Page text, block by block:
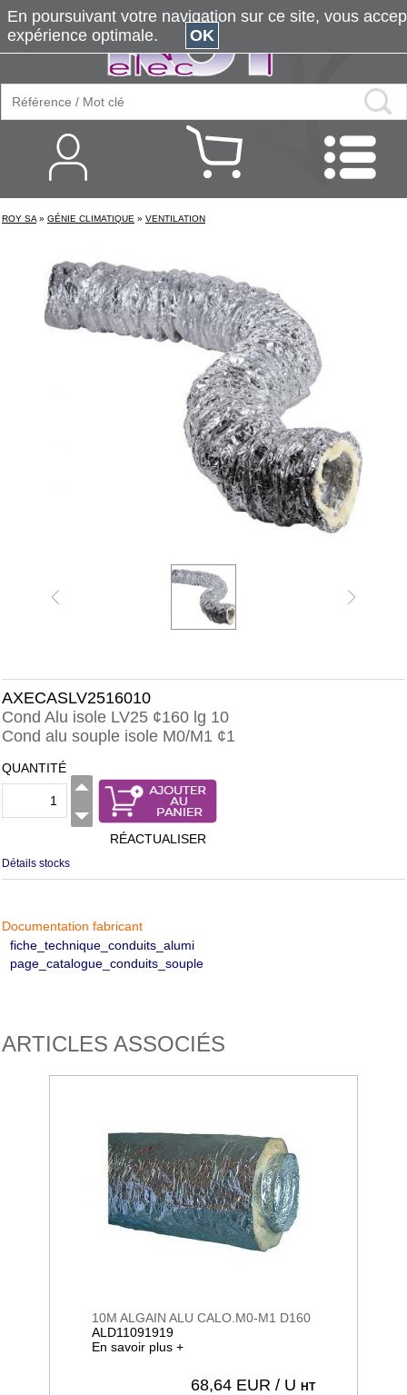
ROY SA » GÉNIE CLIMATIQUE » VENTILATION
AXECASLV2516010
Cond Alu isole LV25 ¢160 lg 10
Cond alu souple isole M0/M1 ¢1
QUANTITÉ
RÉACTUALISER
Détails stocks
Documentation fabricant
fiche_technique_conduits_alumi
page_catalogue_conduits_souple
ARTICLES ASSOCIÉS
10M ALGAIN ALU CALO.M0-M1 D160
ALD11091919
En savoir plus +
68,64 EUR / U HT
En poursuivant votre navigation sur ce site, vous
expérience optimale.
OK